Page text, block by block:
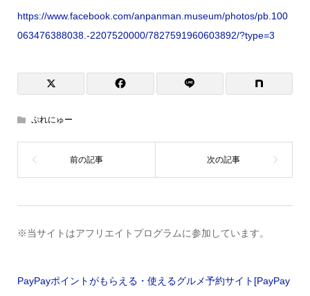
https://www.facebook.com/anpanman.museum/photos/pb.100
063476388038.-2207520000/7827591960603892/?type=3
ぷれにゅー
※当サイトはアフリエイトプログラムに参加しています。
PayPayポイントがもらえる・使えるグルメ予約サイト[PayPay